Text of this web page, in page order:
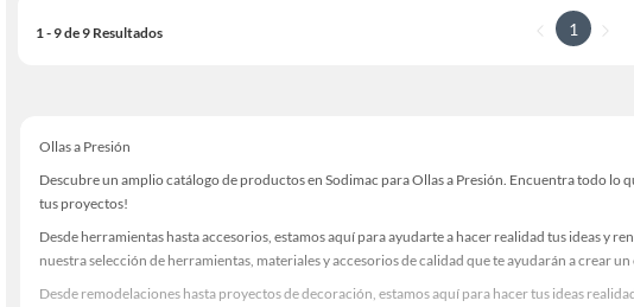
1 - 9 de 9 Resultados 1
Ollas a Presión
Descubre un amplio catálogo de productos en Sodimac para Ollas a Presión. Encuentra todo lo
tus proyectos!
Desde herramientas hasta accesorios, estamos aquí para ayudarte a hacer realidad tus ideas y
nuestra selección de herramientas, materiales y accesorios de calidad que te ayudarán a crear un
Desde remodelaciones hasta proyectos de decoración, estamos aquí para hacer tus ideas